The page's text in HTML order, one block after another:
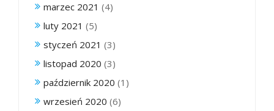
marzec 2021 (4)
luty 2021 (5)
styczeń 2021 (3)
listopad 2020 (3)
październik 2020 (1)
wrzesień 2020 (6)